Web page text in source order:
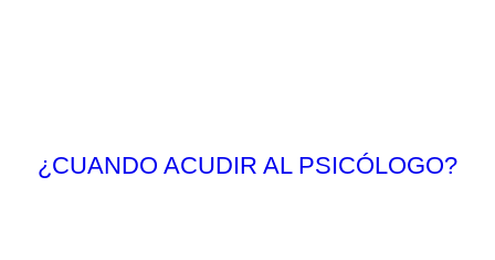
¿CUANDO ACUDIR AL PSICÓLOGO?